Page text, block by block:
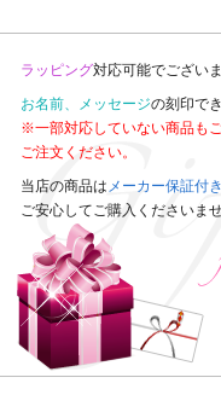
ラッピング対応可能でござい
お名前、メッセージの刻印で
※一部対応していない商品も
ご注文ください。
当店の商品は メーカー保証付
ご安心してご購入くださいま